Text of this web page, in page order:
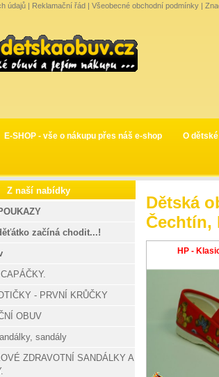
údajů | Reklamační řád | Všeobecné obchodní podmínky |
E-SHOP - vše o nákupu přes náš e-shop O
Dětská
Čechtín,
HP -
Z naší nabídky
začíná chodit...!
- PRVNÍ KRŮČKY
OBUV
sandály
ZDRAVOTNÍ SANDÁLKY A